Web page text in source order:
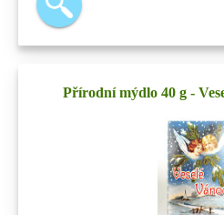
Přírodní mýdlo 40 g -